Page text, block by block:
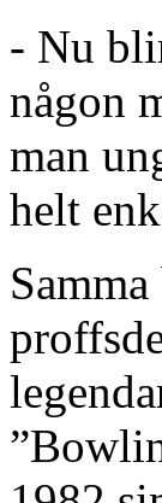
- Nu
någon
man
helt